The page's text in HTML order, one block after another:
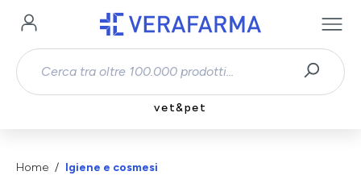
Passa al contenuto principale
vet&pet
Home Igiene e cosmesi